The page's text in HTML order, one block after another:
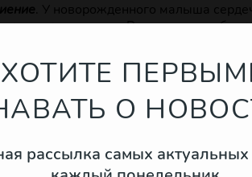
. У новорожденного малыша
кровь кислородом. Ведь теперь
а значит, работа всех
организма. К тому же не стоит
для ребенка, который
частота сердцебиений у
малыш получит наивысшие два
роды, то его сердце будет
ХОТИТЕ
О
рассылка самых актуальных